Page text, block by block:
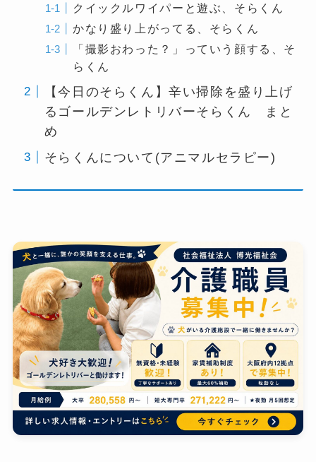
クイックルワイパーと遊ぶ、そらくん
かなり盛り上がってる、そらくん
「撮影おわった？」っていう顔する、そ
らくん
【今日のそらくん】辛い掃除を盛り上げ
るゴールデンレトリバーそらくん まと
め
そらくんについて(アニマルセラピー)